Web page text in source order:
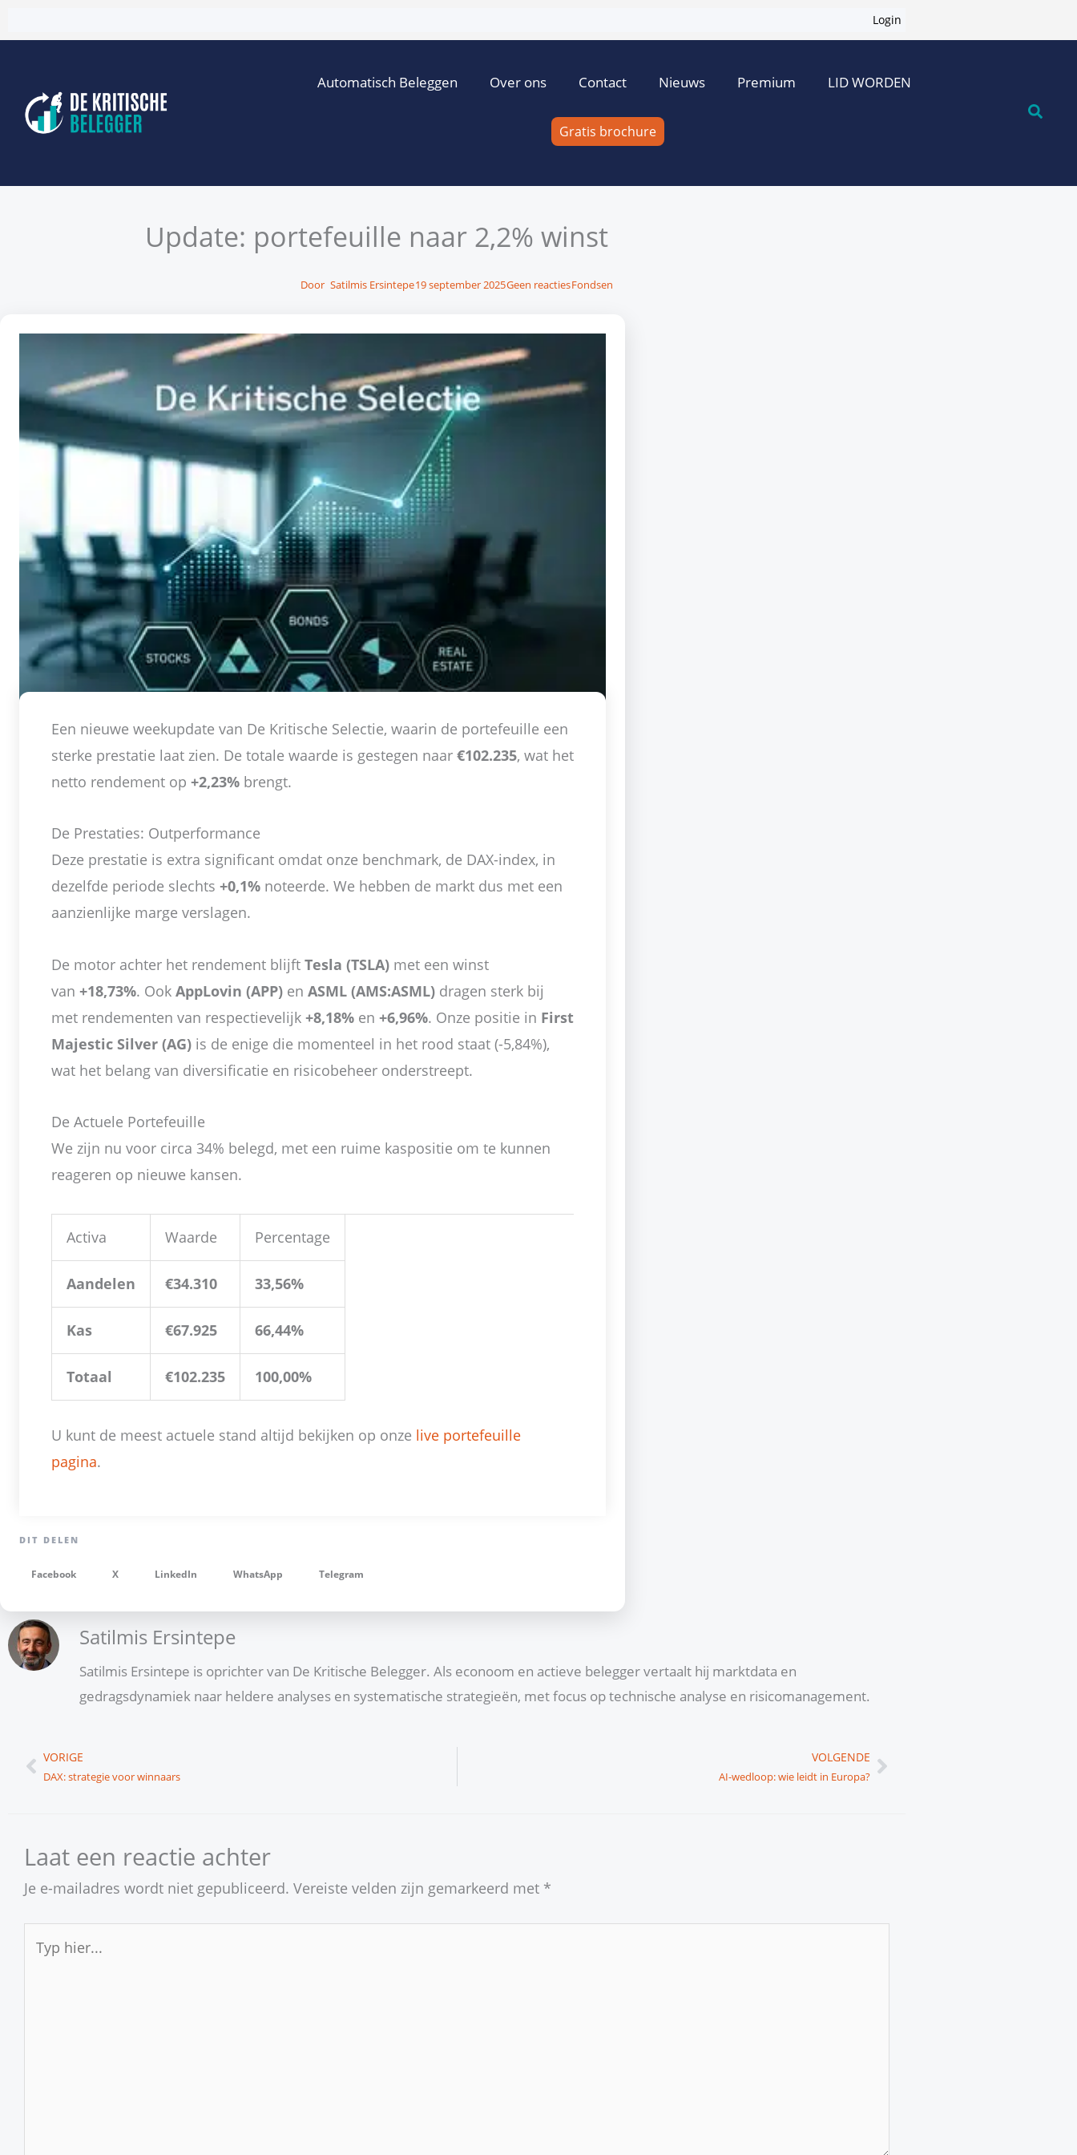
naar
inhoud
Login
Automatisch Beleggen Over ons Contact Nieuws Premium LID WORDEN
Gratis brochure
Update: portefeuille naar 2,2% winst
Door Satilmis Ersintepe19 september 2025Geen reactiesFondsen
Een nieuwe weekupdate van De Kritische Selectie, waarin de portefeuille een
sterke prestatie laat zien. De totale waarde is gestegen naar €102.235, wat het
netto rendement op +2,23% brengt.
De Prestaties: Outperformance
Deze prestatie is extra significant omdat onze benchmark, de DAX-index, in
dezelfde periode slechts +0,1% noteerde. We hebben de markt dus met een
aanzienlijke marge verslagen.
De motor achter het rendement blijft Tesla (TSLA) met een winst
van +18,73%. Ook AppLovin (APP) en ASML (AMS:ASML) dragen sterk bij
met rendementen van respectievelijk +8,18% en +6,96%. Onze positie in First
Majestic Silver (AG) is de enige die momenteel in het rood staat (-5,84%),
wat het belang van diversificatie en risicobeheer onderstreept.
De Actuele Portefeuille
We zijn nu voor circa 34% belegd, met een ruime kaspositie om te kunnen
reageren op nieuwe kansen.
Activa Waarde Percentage
Aandelen €34.310 33,56%
Kas €67.925 66,44%
Totaal €102.235 100,00%
U kunt de meest actuele stand altijd bekijken op onze live portefeuille
pagina.
Facebook X LinkedIn WhatsApp Telegram
Satilmis Ersintepe
Satilmis Ersintepe is oprichter van De Kritische Belegger. Als econoom en actieve belegger vertaalt hij marktdata en
gedragsdynamiek naar heldere analyses en systematische strategieën, met focus op technische analyse en risicomanagement.
Vorige
VORIGE
DAX: strategie voor winnaars
VOLGENDE
AI-wedloop: wie leidt in Europa?
Volgende
Laat een reactie achter
Je e-mailadres wordt niet gepubliceerd. Vereiste velden zijn gemarkeerd met *
hier...